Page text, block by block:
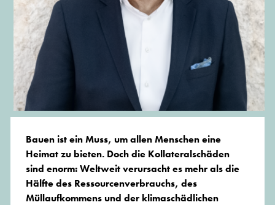
Bauen ist ein Muss, um allen Menschen eine
Heimat zu bieten. Doch die Kollateralschäden
sind enorm: Weltweit verursacht es mehr als die
Hälfte des Ressourcenverbrauchs, des
Müllaufkommens und der klimaschädlichen